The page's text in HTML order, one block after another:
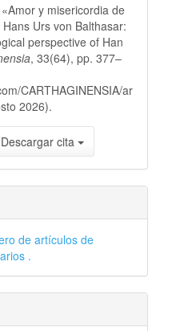
y misericordia de
Urs von Balthasar:
perspective of Han
, 33(64), pp. 377–
CARTHAGINENSIA/ar
2026).
Descargar cita
de artículos de
.